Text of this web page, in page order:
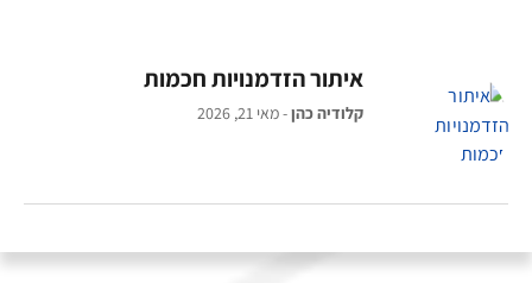
איתור הזדמנויות חכמות
קלודיה כהן מאי 21, 2026